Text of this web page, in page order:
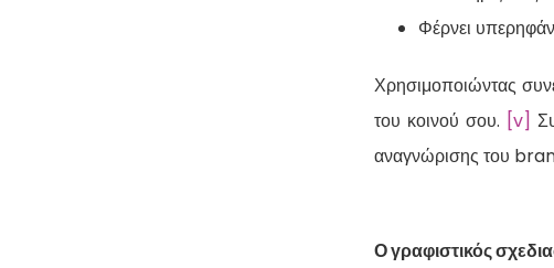
Φέρνει
Χρησιμοποιώντας
του κοινού σου. [v]
αναγνώρισης του
Ο γραφιστικός